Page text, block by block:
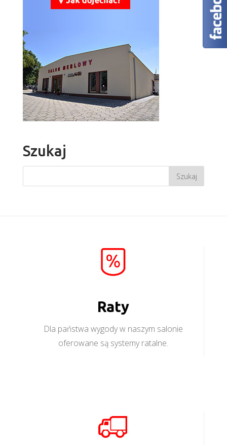
Szukaj
Raty
Dla państwa wygody w naszym salonie
oferowane są systemy ratalne.